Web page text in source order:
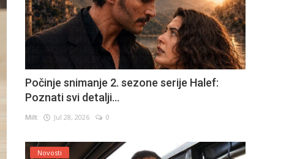
Počinje snimanje 2. sezone serije Halef:
Poznati svi detalji...
Milt Jul 28, 2026 0
Novosti